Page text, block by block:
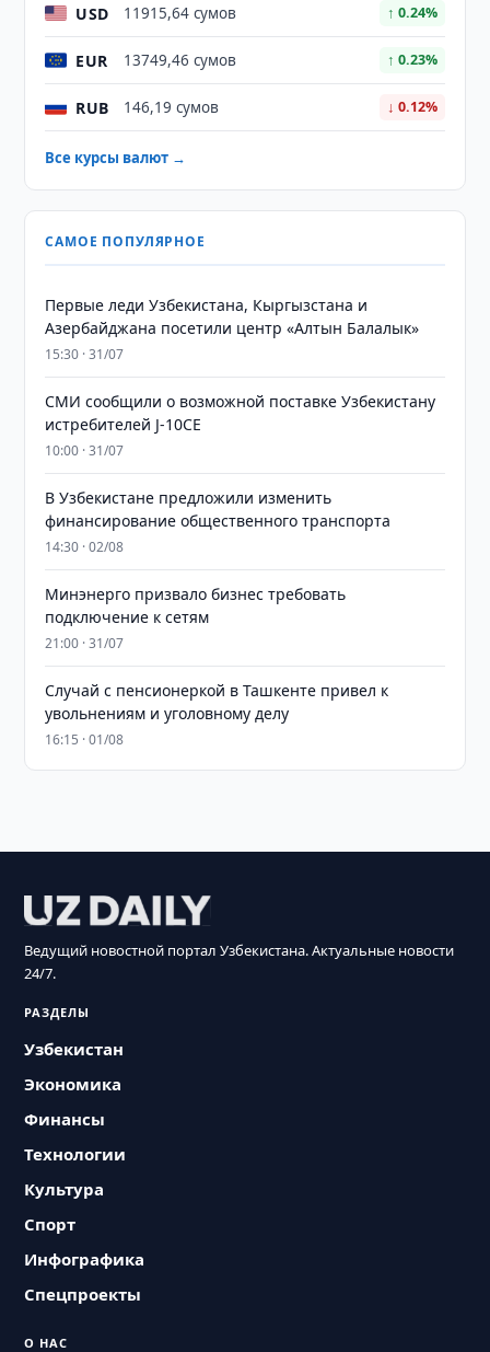
USD 11915,64 сумов ↑ 0.24%
EUR 13749,46 сумов ↑ 0.23%
RUB 146,19 сумов ↓ 0.12%
Все курсы валют →
САМОЕ ПОПУЛЯРНОЕ
Первые леди Узбекистана, Кыргызстана и
Азербайджана посетили центр «Алтын Балалык»
15:30 · 31/07
СМИ сообщили о возможной поставке Узбекистану
истребителей J-10CE
10:00 · 31/07
В Узбекистане предложили изменить
финансирование общественного транспорта
14:30 · 02/08
Минэнерго призвало бизнес требовать
подключение к сетям
21:00 · 31/07
Случай с пенсионеркой в Ташкенте привел к
увольнениям и уголовному делу
16:15 · 01/08
Ведущий новостной портал Узбекистана. Актуальные новости
24/7.
РАЗДЕЛЫ
Узбекистан
Экономика
Финансы
Технологии
Культура
Спорт
Инфографика
Спецпроекты
О НАС